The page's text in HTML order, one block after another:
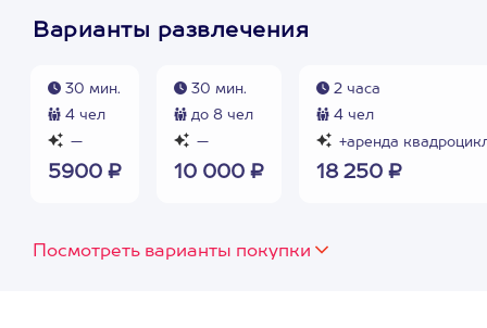
Варианты развлечения
30 мин.
4 чел
—
5900 ₽
30 мин.
до 8 чел
—
10 000 ₽
2 часа
4 чел
+аренда
18 250 ₽
Посмотреть варианты покупки